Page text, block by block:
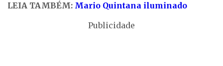
LEIA TAMBÉM: Mario Quintana iluminado
Publicidade